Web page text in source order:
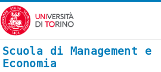
Vai al contenuto principale
Scuola di Management e
Economia